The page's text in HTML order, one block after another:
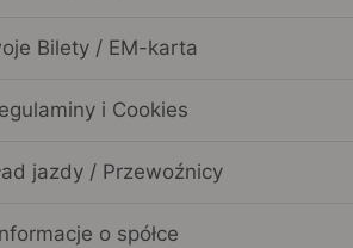
Bilety / EM-karta
i Cookies
jazdy / Przewoźnicy
o spółce